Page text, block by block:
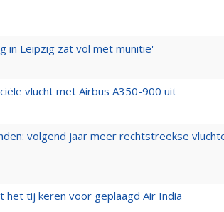
in Leipzig zat vol met munitie'
vlucht met Airbus A350-900 uit
volgend jaar meer rechtstreekse
het tij keren voor geplaagd Air India